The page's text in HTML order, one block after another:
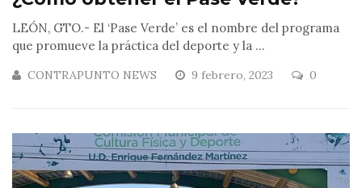
LEÓN, GTO.- El ‘Pase Verde’ es el nombre del programa
que promueve la práctica del deporte y la ...
CONTRAPUNTO NEWS 9 febrero, 2023 0